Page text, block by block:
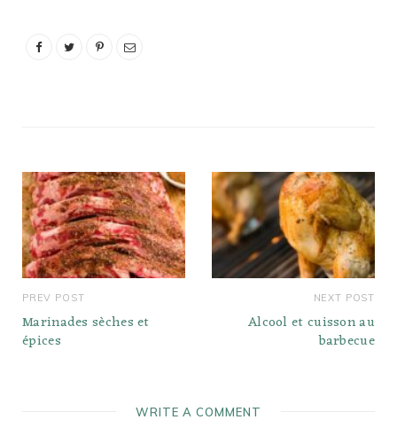
comment les
PREV POST
Marinades sèches et
épices
NEXT POST
Alcool et cuisson au
barbecue
WRITE A COMMENT